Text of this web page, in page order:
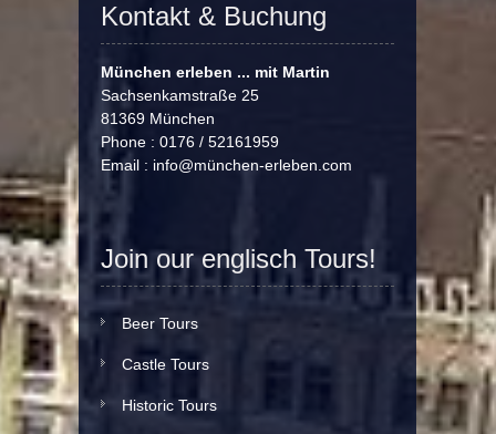
Kontakt & Buchung
München erleben ... mit Martin
Sachsenkamstraße 25
81369 München
Phone : 0176 / 52161959
Email : info@münchen-erleben.com
Join our englisch Tours!
Beer Tours
Castle Tours
Historic Tours